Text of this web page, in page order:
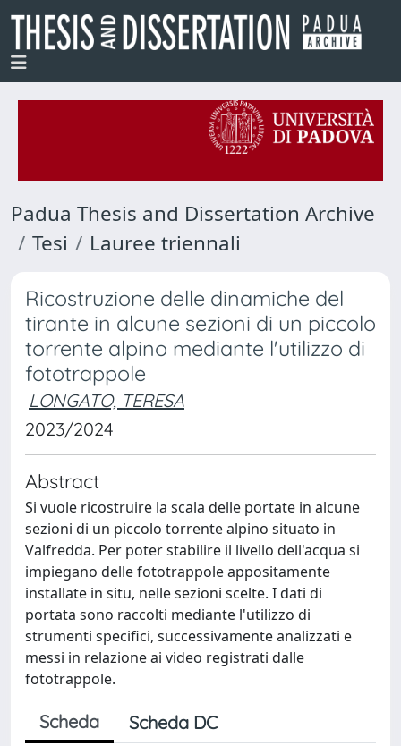
Padua Thesis and Dissertation Archive
Tesi
Lauree triennali
Ricostruzione delle dinamiche del
tirante in alcune sezioni di un piccolo
torrente alpino mediante l'utilizzo di
fototrappole
LONGATO, TERESA
2023/2024
Abstract
Si vuole ricostruire la scala delle portate in alcune
sezioni di un piccolo torrente alpino situato in
Valfredda. Per poter stabilire il livello dell'acqua si
impiegano delle fototrappole appositamente
installate in situ, nelle sezioni scelte. I dati di
portata sono raccolti mediante l'utilizzo di
strumenti specifici, successivamente analizzati e
messi in relazione ai video registrati dalle
fototrappole.
Scheda Scheda DC